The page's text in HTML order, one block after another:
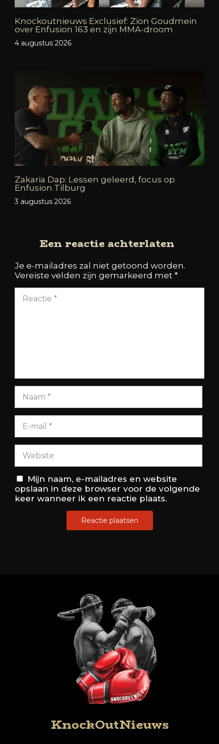
Knockoutnieuws Exclusief: Zion Goudmein
over Enfusion 163 en zijn MMA-droom
4 augustus 2026
Zakaria Dap: Lessen geleerd, focus op
Enfusion Tilburg
3 augustus 2026
Een reactie achterlaten
Je e-mailadres zal niet getoond worden.
Vereiste velden zijn gemarkeerd met *
Mijn naam, e-mailadres en website
opslaan in deze browser voor de volgende
keer wanneer ik een reactie plaats.
KnockOutNieuws